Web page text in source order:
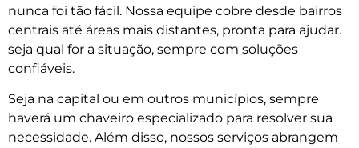
nunca foi tão fácil. Nossa equipe cobre desde bairros
centrais até áreas mais distantes, pronta para ajudar.
seja qual for a situação, sempre com soluções
confiáveis.
Seja na capital ou em outros municípios, sempre
haverá um chaveiro especializado para resolver sua
necessidade. Além disso, nossos serviços abrangem